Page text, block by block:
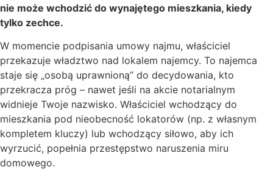
nie może wchodzić do wynajętego mieszkania, kiedy
tylko zechce.
W momencie podpisania umowy najmu, właściciel
przekazuje władztwo nad lokalem najemcy. To najemca
staje się „osobą uprawnioną” do decydowania, kto
przekracza próg – nawet jeśli na akcie notarialnym
widnieje Twoje nazwisko. Właściciel wchodzący do
mieszkania pod nieobecność lokatorów (np. z własnym
kompletem kluczy) lub wchodzący siłowo, aby ich
wyrzucić, popełnia przestępstwo naruszenia miru
domowego.